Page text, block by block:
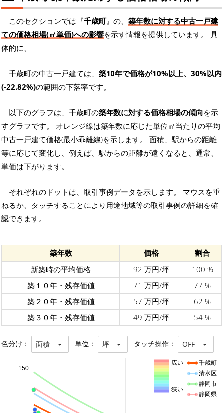
このセクションでは『千歳町』の、 築年数に対する中古一戸建
ての価格相場(㎡単価)への影響を示す情報を提供しています。 具
体的に、
千歳町の中古一戸建ては、 築10年で価格が10%以上、30%以内
(-22.82%)の範囲の下落率です。
以下のグラフは、千歳町の築年数に対する価格相場の傾向を示
すグラフです。 オレンジ線は築年数に応じた単位㎡当たりの平均
中古一戸建て価格(最小乖離線)を示します。 面積、駅からの距離
等に応じて変化し、例えば、駅からの距離が遠くなると、通常、
単価は下がります。
それぞれのドットは、取引事例データを示します。 マウスを重
ねるか、タッチすることにより用途地域等の取引事例の詳細を確
認できます。
築年数 価格
割合
新築時の平均価格
92 万円/坪
100 %
築１０年・残存価値
71 万円/坪
77 %
築２０年・残存価値
57 万円/坪
62 %
築３０年・残存価値
49 万円/坪 54 %
色分け： 面積 単位： 坪 タッチ操作： OFF
150
千歳町
清水区
静岡市
静岡県
広い
狭い